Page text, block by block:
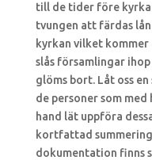
till de tider före
tvungen att färdas
kyrkan vilket kommer
slås församlingar
glöms bort. Låt oss
de personer som
hand lät uppföra
kortfattad summering
dokumentation finns